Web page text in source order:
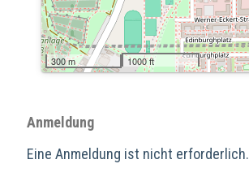
300 m 1000 ft
Anmeldung
Eine Anmeldung ist nicht erforderlich.